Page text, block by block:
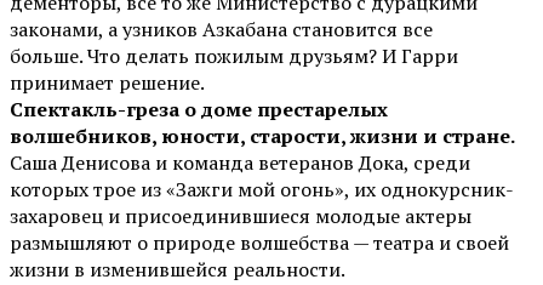
законами, а узников Азкабана становится все
больше. Что делать пожилым друзьям? И Гарри
принимает решение.
Спектакль-греза о доме престарелых
волшебников, юности, старости, жизни и стране.
Саша Денисова и команда ветеранов Дока, среди
которых трое из «Зажги мой огонь», их однокурсник-
захаровец и присоединившиеся молодые актеры
размышляют о природе волшебства — театра и своей
жизни в изменившейся реальности.